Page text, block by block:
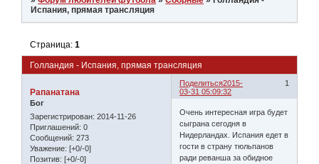
Испания, прямая трансляция
Голландия - Испания, прямая трансляция
Страница:1
Поделиться 1
2015-
03-31 05:09:32
Рапанатана
Бог
Зарегистрирован: 2014-11-26
Приглашений: 0
Сообщений: 273
Уважение: [+0/-0]
Позитив: [+0/-0]
Очень интересная игра будет
сыграна сегодня в
Нидерландах. Испания едет в
гости в страну тюльпанов
ради реванша за обидное